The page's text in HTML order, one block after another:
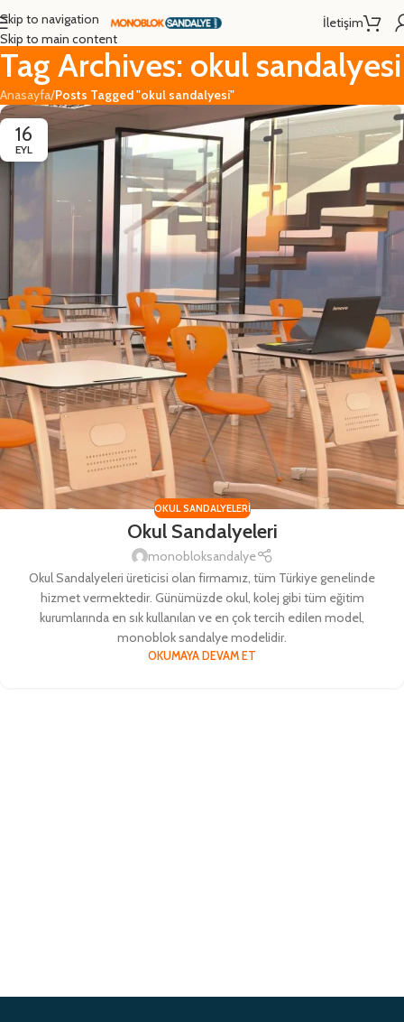
Skip to navigation
Skip to main content
İletişim
Tag Archives: okul sandalyesi
Anasayfa/Posts Tagged "okul sandalyesi"
16
EYL
OKUL SANDALYELERI
Okul Sandalyeleri
monobloksandalye
Okul Sandalyeleri üreticisi olan firmamız, tüm Türkiye genelinde
hizmet vermektedir. Günümüzde okul, kolej gibi tüm eğitim
kurumlarında en sık kullanılan ve en çok tercih edilen model,
monoblok sandalye modelidir.
OKUMAYA DEVAM ET